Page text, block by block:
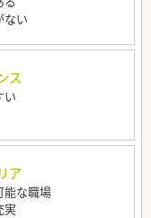
ない
ス
い
ア
能な職場
実